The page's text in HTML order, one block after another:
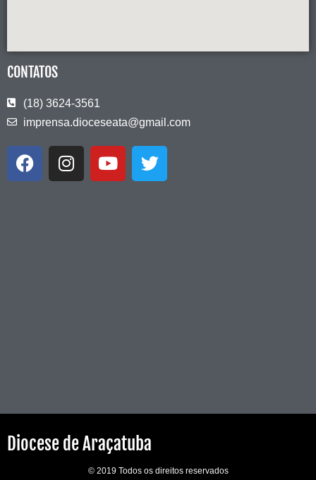
CONTATOS
(18) 3624-3561
imprensa.dioceseata@gmail.com
Diocese de Araçatuba
© 2019 Todos os direitos reservados